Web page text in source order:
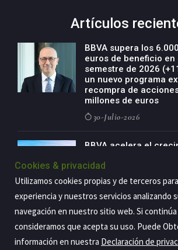
Artículos
BBVA supera los
euros de beneficio en
semestre de 2026
un nuevo programa
recompra de
millones de euros
30-Julio-2026
BBVA acelera el
de especialización
países
29-Julio-2026
Copyright@2026 Estrategia
Cookies & privacidad
Utilizamos cookies propias y de terceros
experiencia y nuestros servicios analizando
navegación en nuestro sitio web. Si
consideramos que acepta su uso. Puede
información en nuestra Declaración de